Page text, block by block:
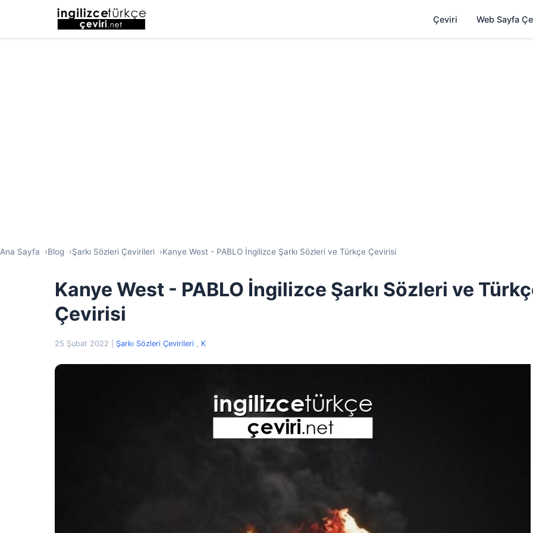
Çeviri Web Sayfa
Ana Sayfa Blog Şarkı Sözleri Çevirileri Kanye West - PABLO İngilizce Şarkı Sözleri ve Türkçe Çevirisi
Kanye West - PABLO İngilizce Şarkı Sözleri ve
Çevirisi
25 Şubat 2022 Şarkı Sözleri Çevirileri , K